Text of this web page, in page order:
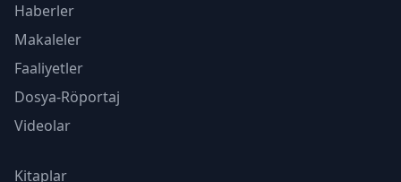
Haberler
Makaleler
Faaliyetler
Dosya-Röportaj
Videolar
Kitaplar